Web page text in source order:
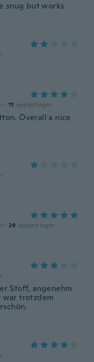
snug but works
· 11 opplastinger
Overall a nice
· 29 opplastinger
Stoff, angenehm
war trotzdem